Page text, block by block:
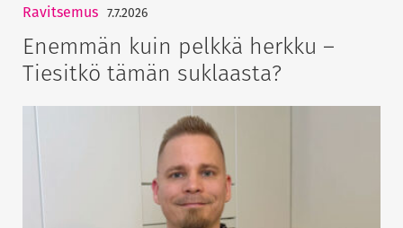
Ravitsemus 7.7.2026
Enemmän kuin pelkkä herkku –
Tiesitkö tämän suklaasta?